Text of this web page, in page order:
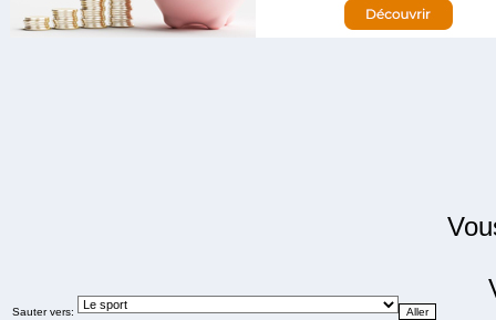
Sauter vers: